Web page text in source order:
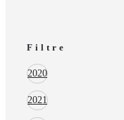
Filtre
2020
2021